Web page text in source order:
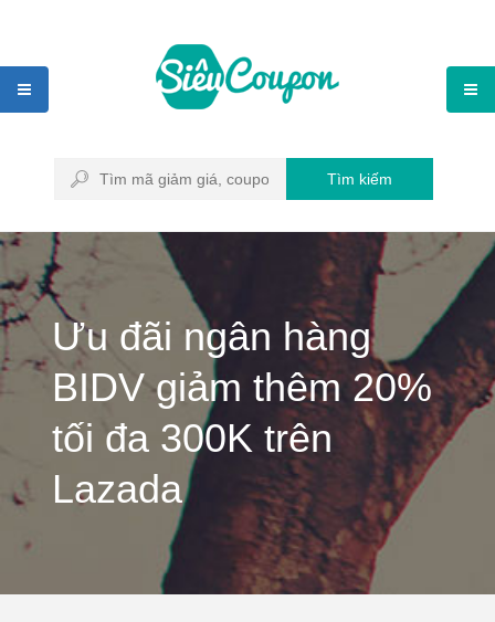
Tìm kiếm
Ưu đãi ngân hàng
BIDV giảm thêm 20%
tối đa 300K trên
Lazada